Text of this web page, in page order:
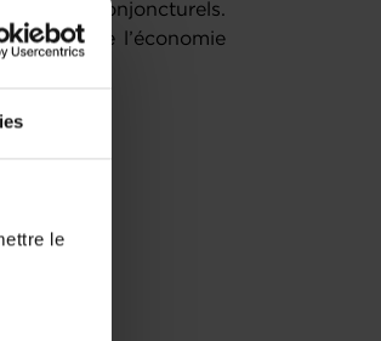
le
conjoncturels.
de l’économie